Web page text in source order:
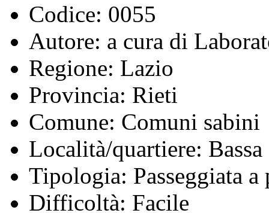
Codice: 0055
Autore: a cura di
Regione: Lazio
Provincia: Rieti
Comune: Comuni sabini
Località/quartiere:
Tipologia: Passeggiata
Difficoltà: Facile